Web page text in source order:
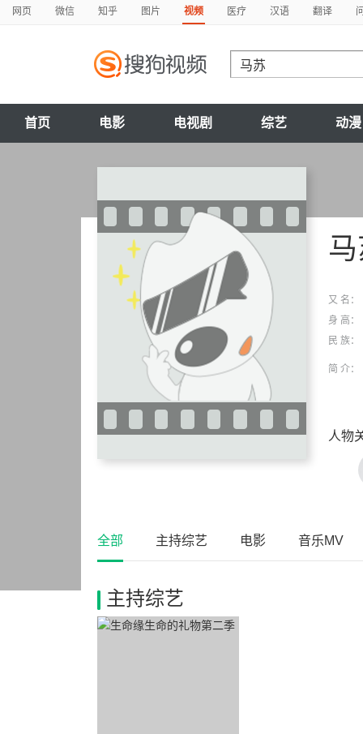
网页 微信 知乎 图片 视频 医疗 汉语 翻译
首页 电影 电视剧 综艺 动漫
又 名：
身 高：
民 族：
简 介：
人物
全部 主持综艺 电影 音乐MV
主持综艺